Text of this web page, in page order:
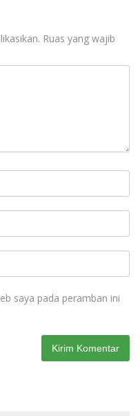
Ruas yang wajib
saya pada peramban ini